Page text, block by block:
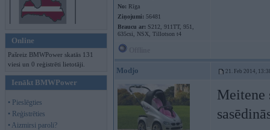
Online
Pašreiz BMWPower skatās 131
viesi un 0 reģistrēti lietotāji.
Ienākt BMWPower
• Pieslēgties
• Reģistrēties
• Aizmirsi paroli?
No: Rīga
Ziņojumi: 56481
Braucu ar: S212, 911TT, 951,
635csi, NSX, Tillotson t4
Modjo 21. Feb 2014,
Meitene